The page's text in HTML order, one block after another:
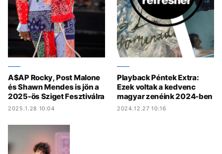
A$AP Rocky, Post Malone
és Shawn Mendes is jön a
2025-ös Sziget Fesztiválra
2025.1.28 10:04
Playback Péntek Extra:
Ezek voltak a kedvenc
magyar zenéink 2024-ben
2024.12.27 10:16